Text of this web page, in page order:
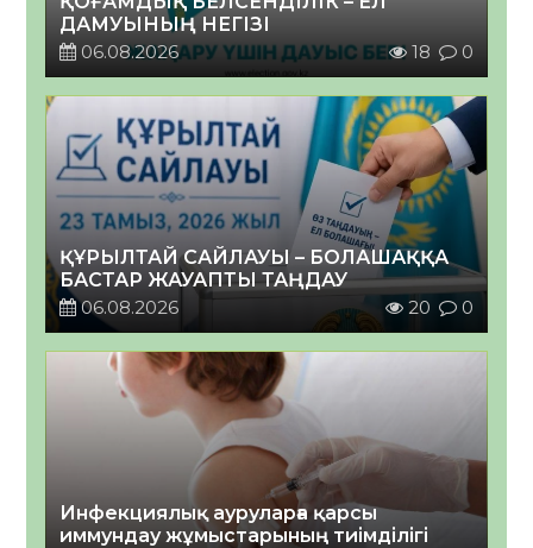
ДАМУЫНЫҢ НЕГІЗІ
06.08.2026
18 0
ҚҰРЫЛТАЙ САЙЛАУЫ – БОЛАШАҚҚА
БАСТАР ЖАУАПТЫ ТАҢДАУ
06.08.2026
20 0
Инфекциялық ауруларға қарсы
иммундау жұмыстарының тиімділігі